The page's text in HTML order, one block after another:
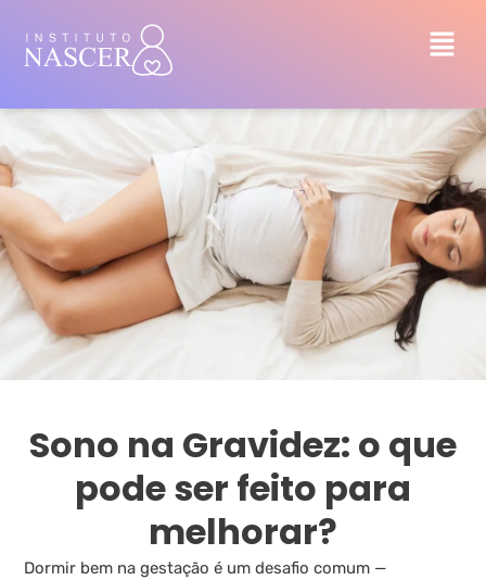
Sono na Gravidez: o que
pode ser feito para
melhorar?
Dormir bem na gestação é um desafio comum —